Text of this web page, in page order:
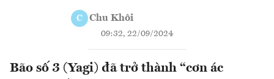
C Chu Khôi
09:32, 22/09/2024
Bão số 3 (Yagi) đã trở thành “cơn ác